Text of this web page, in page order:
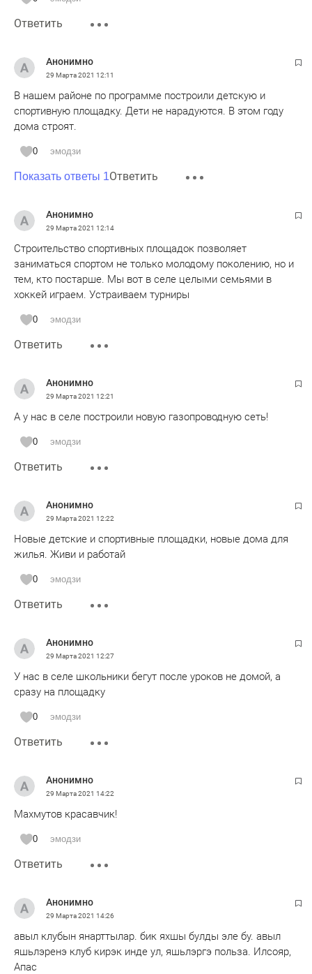
Ответить
Анонимно
29 Марта 2021 12:11
В нашем районе по программе построили детскую и
спортивную площадку. Дети не нарадуются. В этом году
дома строят.
0 эмодзи
Показать ответы 1Ответить
Анонимно
29 Марта 2021 12:14
Строительство спортивных площадок позволяет
заниматься спортом не только молодому поколению, но и
тем, кто постарше. Мы вот в селе целыми семьями в
хоккей играем. Устраиваем турниры
0 эмодзи
Ответить
Анонимно
29 Марта 2021 12:21
А у нас в селе построили новую газопроводную сеть!
0 эмодзи
Ответить
Анонимно
29 Марта 2021 12:22
Новые детские и спортивные площадки, новые дома для
жилья. Живи и работай
0 эмодзи
Ответить
Анонимно
29 Марта 2021 12:27
У нас в селе школьники бегут после уроков не домой, а
сразу на площадку
0 эмодзи
Ответить
Анонимно
29 Марта 2021 14:22
Махмутов красавчик!
0 эмодзи
Ответить
Анонимно
29 Марта 2021 14:26
авыл клубын янарттылар. бик яхшы булды эле бу. авыл
яшьлэренэ клуб кирэк инде ул, яшьлэргэ польза. Илсояр,
Апас